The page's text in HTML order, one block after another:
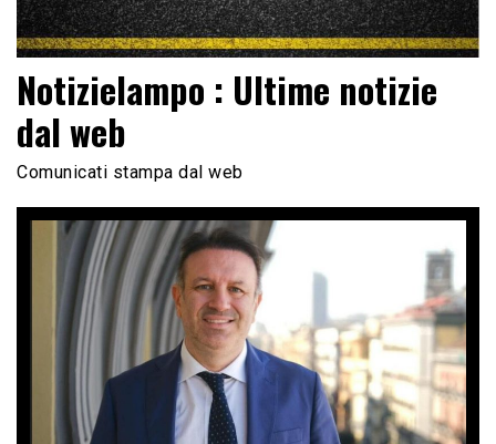
Notizielampo : Ultime notizie
dal web
Comunicati stampa dal web